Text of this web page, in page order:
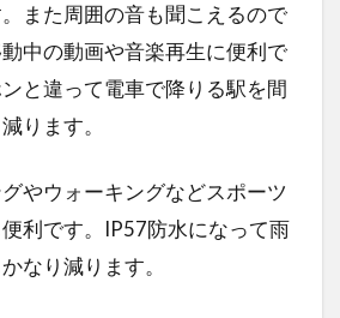
また周囲の音も聞こえるので
中の動画や音楽再生に便利で
と違って電車で降りる駅を間
ります。
やウォーキングなどスポーツ
利です。IP57防水になって雨
なり減ります。